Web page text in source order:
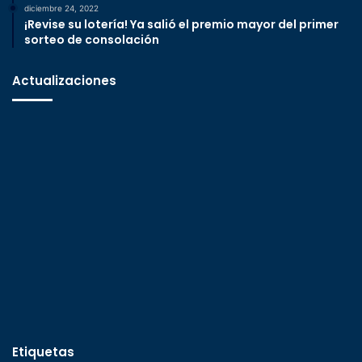
diciembre 24, 2022
¡Revise su lotería! Ya salió el premio mayor del primer
sorteo de consolación
Actualizaciones
Etiquetas